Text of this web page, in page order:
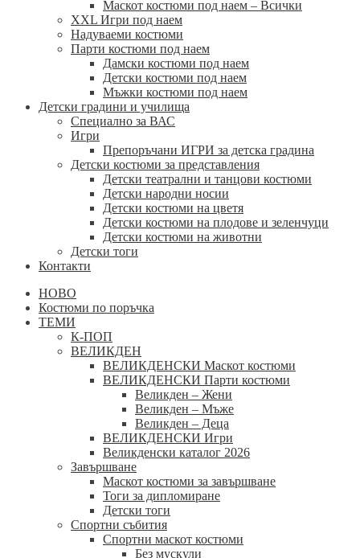
Маскот костюми под наем – Всички
XXL Игри под наем
Надуваеми костюми
Парти костюми под наем
Дамски костюми под наем
Детски костюми под наем
Мъжки костюми под наем
Детски градини и училища
Специално за ВАС
Игри
Препоръчани ИГРИ за детска градина
Детски костюми за представления
Детски театрални и танцови костюми
Детски народни носии
Детски костюми на цветя
Детски костюми на плодове и зеленчуци
Детски костюми на животни
Детски тоги
Контакти
НОВО
Костюми по поръчка
ТЕМИ
К-ПОП
ВЕЛИКДЕН
ВЕЛИКДЕНСКИ Маскот костюми
ВЕЛИКДЕНСКИ Парти костюми
Великден – Жени
Великден – Мъже
Великден – Деца
ВЕЛИКДЕНСКИ Игри
Великденски каталог 2026
Завършване
Маскот костюми за завършване
Тоги за дипломиране
Детски тоги
Спортни събития
Спортни маскот костюми
Без мускули